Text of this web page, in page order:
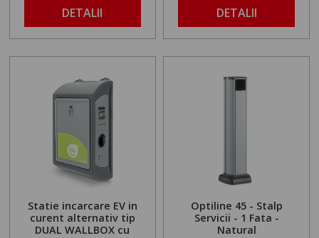
DETALII DETALII
Statie incarcare EV in
curent alternativ tip
DUAL WALLBOX cu
Optiline 45 - Stalp
Servicii - 1 Fata -
Natural